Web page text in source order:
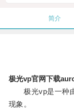
简介
极光vp官网下载
极光vp是一种由
现象。